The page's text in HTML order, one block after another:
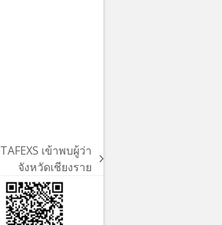
TAFEXS เข้าพบผู้ว่า
จังหวัดเชียงราย